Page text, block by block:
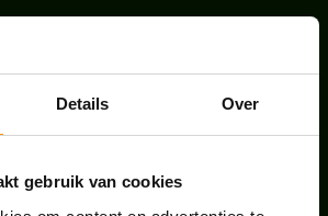
Details Over
gebruik van cookies
HOUSE UTRECHT